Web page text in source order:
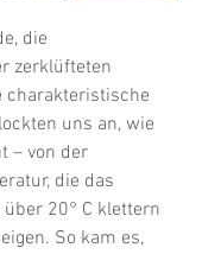
die
zerklüfteten
charakteristische
uns an, wie
– von der
die das
20° C klettern
So kam es,